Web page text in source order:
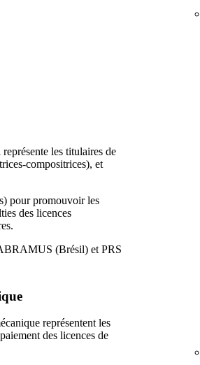
les titulaires de
compositrices), et
pour promouvoir les
des licences
(Brésil) et PRS
représentent les
des licences de